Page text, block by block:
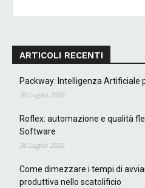
ARTICOLI RECENTI
Packway: Intelligenza Artificiale
30 Luglio 2026
Roflex: automazione e qualità
Software
30 Luglio 2026
Come dimezzare i tempi di
produttiva nello scatolificio